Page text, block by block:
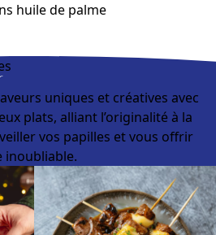
huile de palme
uniques et créatives avec
plats, alliant l’originalité à la
vos papilles et vous offrir
inoubliable.